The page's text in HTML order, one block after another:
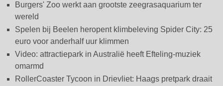
Burgers' Zoo werkt aan grootste zeegrasaquarium ter
wereld
Spelen bij Beelen heropent klimbeleving Spider City: 25
euro voor anderhalf uur klimmen
Video: attractiepark in Australië heeft Efteling-muziek
omarmd
RollerCoaster Tycoon in Drievliet: Haags pretpark draait